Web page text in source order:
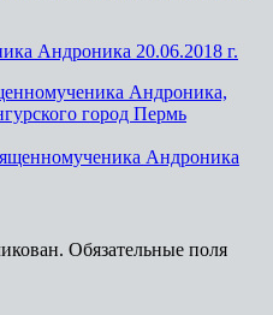
Андроника,
город Пермь
Андроника
Обязательные поля